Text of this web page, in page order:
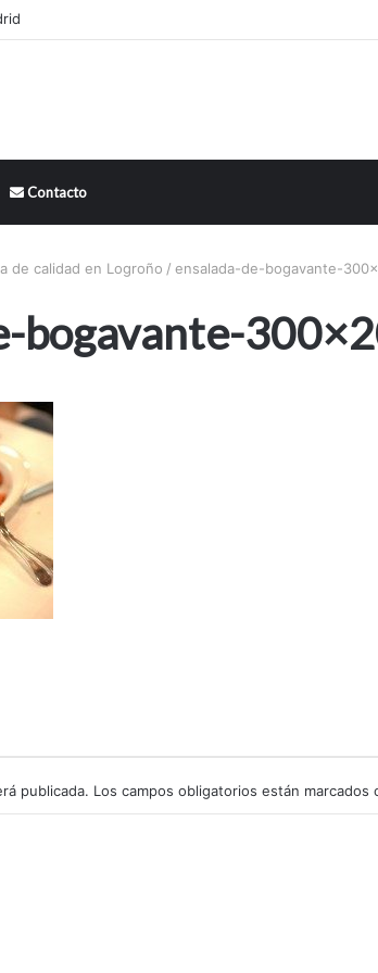
Contacto
de calidad en Logroño / ensalada-de-bogavante-
bogavante-
publicada. Los campos obligatorios están marcados